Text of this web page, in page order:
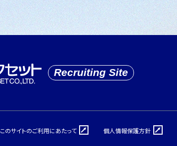
Recruiting Site
このサイトのご利用にあたって 個人情報保護方針